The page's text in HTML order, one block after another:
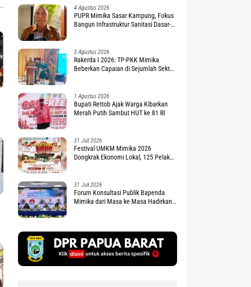
4 Agustus 2026
PUPR Mimika Sasar Kampung, Fokus
Bangun Infrastruktur Sanitasi Dasar-
3 Agustus 2026
Rakerda I 2026: TP-PKK Mimika
Beberkan Capaian di Sejumlah Sektor
1 Agustus 2026
Bupati Rettob Ajak Warga Kibarkan
Merah Putih Sambut HUT ke 81 RI
31 Juli 2026
Festival UMKM Mimika 2026
Dongkrak Ekonomi Lokal, 125 Pelaku
31 Juli 2026
Forum Konsultasi Publik Bapenda
Mimika dari Masa ke Masa Hadirkan